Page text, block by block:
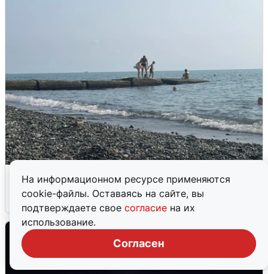
На информационном ресурсе применяются
cookie-файлы. Оставаясь на сайте, вы
подтверждаете свое согласие на их
использование.
Согласен
Сирены в Сочи: новая угроза БПЛА
6 августа 0